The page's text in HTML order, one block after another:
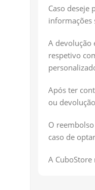
Caso deseje
informações
A devolução
respetivo
Após ter
ou
O
caso de
A